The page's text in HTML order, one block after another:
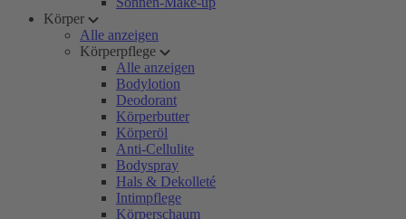
Körper
Alle anzeigen
Körperpflege
Alle anzeigen
Bodylotion
Deodorant
Körperbutter
Körperöl
Anti-Cellulite
Bodyspray
Hals & Dekolleté
Intimpflege
Körperschaum